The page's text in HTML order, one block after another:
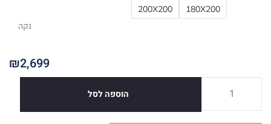
180X200
200X200
נקה
₪2,699
הוספה לסל